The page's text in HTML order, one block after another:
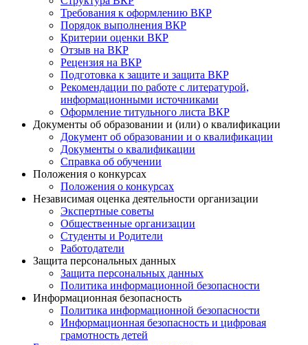
Требования к оформлению ВКР
Порядок выполнения ВКР
Критерии оценки ВКР
Отзыв на ВКР
Рецензия на ВКР
Подготовка к защите и защита ВКР
Рекомендации по работе с литературой,
информационными источниками
Оформление титульного листа ВКР
Документы об образовании и (или) о квалификации
Документ об образовании и о квалификации
Документы о квалификации
Справка об обучении
Положения о конкурсах
Положения о конкурсах
Независимая оценка деятельности организации
Экспертные советы
Общественные организации
Студенты и Родители
Работодатели
Защита персональных данных
Защита персональных данных
Политика информационной безопасности
Информационная безопасность
Политика информационной безопасности
Информационная безопасность и цифровая
грамотность детей